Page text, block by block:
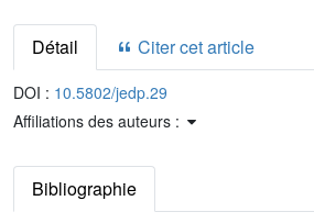
Détail Citer cet article
DOI : 10.5802/jedp.29
Affiliations des auteurs :
Bibliographie